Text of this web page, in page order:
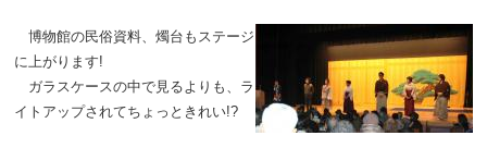
博物館の民俗資料、燭台もステージ
に上がります!
ガラスケースの中で見るよりも、ラ
イトアップされてちょっときれい!?